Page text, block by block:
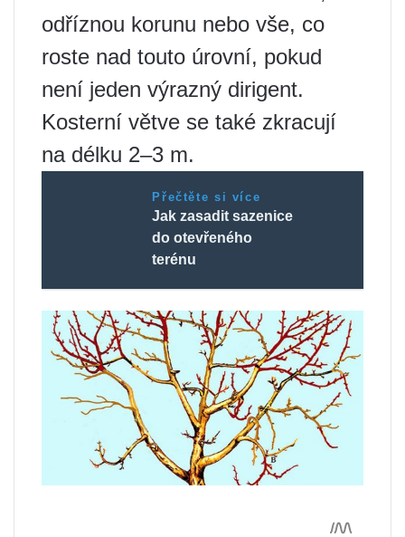
odříznou korunu nebo vše, co
roste nad touto úrovní, pokud
není jeden výrazný dirigent.
Kosterní větve se také zkracují
na délku 2–3 m.
Přečtěte si více
Jak zasadit sazenice
do otevřeného
terénu